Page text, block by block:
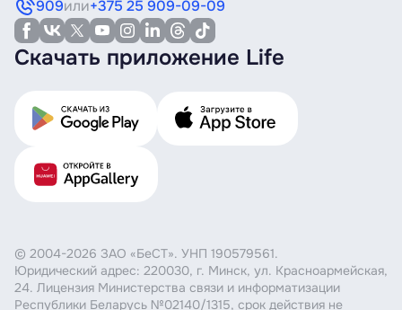
909или+375 25 909-09-09
Скачать приложение Life
© 2004-2026 ЗАО «БеСТ». УНП 190579561.
Юридический адрес: 220030, г. Минск, ул. Красноармейская,
24. Лицензия Министерства связи и информатизации
Республики Беларусь №02140/1315, срок действия не